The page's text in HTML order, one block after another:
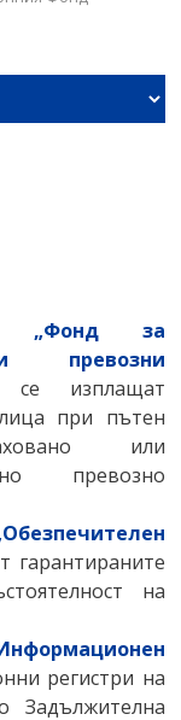
фонд
уредба
„Фонд за
превозни
се изплащат
при пътен
или
превозно
гарантираните
на
регистри на
Задължителна